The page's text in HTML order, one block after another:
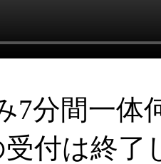
7分間一体
付は終了